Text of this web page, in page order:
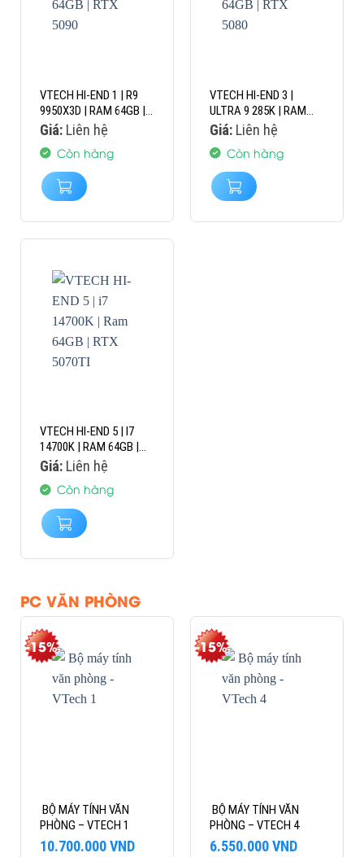
VTECH HI-END 1 | R9
9950X3D | RAM 64GB |
RTX 5090
Giá:Liên hệ
Còn hàng
VTECH HI-END 3 |
ULTRA 9 285K | RAM
64GB | RTX 5080
Giá:Liên hệ
Còn hàng
VTECH HI-END 5 | I7
14700K | RAM 64GB |
RTX 5070TI
Giá:Liên hệ
Còn hàng
PC VĂN PHÒNG
-15%
BỘ MÁY TÍNH VĂN
PHÒNG – VTECH 1
Giá
10.700.000VND
Giá
-15%
BỘ MÁY TÍNH VĂN
PHÒNG – VTECH 4
Giá
6.550.000VND
Giá